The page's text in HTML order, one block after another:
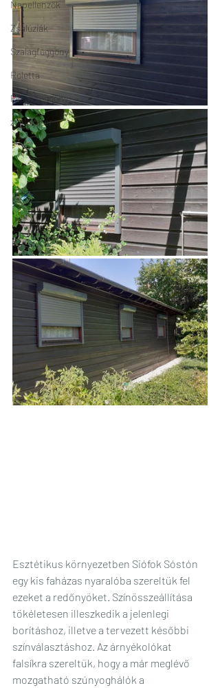
Napellenzők
Zsalúziák
Szalagfüggöny
Roletta
Pliszé függöny
zsalugáter
Esztétikus környezetben Siófok Sóstón
egy kis faházas nyaralóba szereltük fel
ezeket a redőnyöket. Színösszeállítása
tökéletesen illeszkedik a jelenlegi
borításhoz, illetve a tervezett későbbi
színválasztáshoz. Az árnyékolókat
falsíkra szereltük, hogy a már meglévő
mozgatható szúnyoghálók a